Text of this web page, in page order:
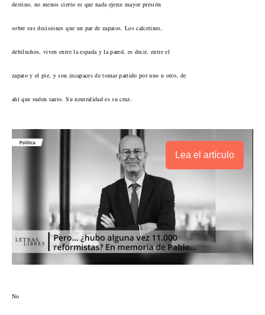
destino, no menos cierto es que nada ejerce mayor presión
sobre sus decisiones que un par de zapatos. Los calcetines,
debiluchos, viven entre la espada y la pared, es decir, entre el
zapato y el pie, y son incapaces de tomar partido por uno u otro, de
ahí que suden tanto. Su neutralidad es su cruz.
Lea el artículo
No